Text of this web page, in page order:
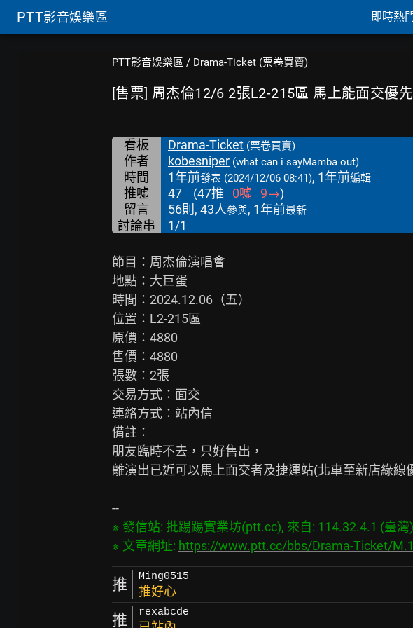
PTT影音娛樂區 即時熱
PTT影音娛樂區 / Drama-Ticket (票卷買賣)
[售票] 周杰倫12/6 2張L2-215區 馬上能面交優先
看板 Drama-Ticket (票卷買賣)
作者 kobesniper (what can i sayMamba out)
時間 1年前發表 (2024/12/06 08:41), 1年前編輯
推噓 47 (47推 0噓 9→)
留言
56則, 43人參與, 1年前最新
討論串 1/1
節目：周杰倫演唱會
地點：大巨蛋
時間：2024.12.06（五）
位置：L2-215區
原價：4880
售價：4880
張數：2張
交易方式：面交
連絡方式：站內信
備註：
朋友臨時不去，只好售出，
離演出已近可以馬上面交者及捷運站(北車至新店綠線
※ 發信站: 批踢踢實業坊(ptt.cc), 來自: 114.32.4.1 (臺灣)
※ 文章網址: https://www.ptt.cc/bbs/Drama-Ticket/
推 Ming0515
推好心
推 rexabcde